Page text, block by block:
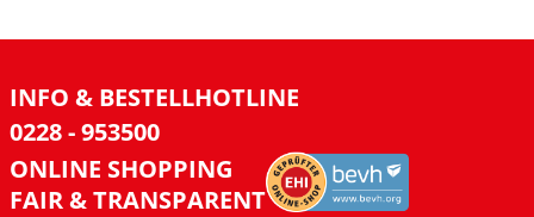
INFO & BESTELLHOTLINE
0228 - 953500
ONLINE SHOPPING
FAIR & TRANSPARENT